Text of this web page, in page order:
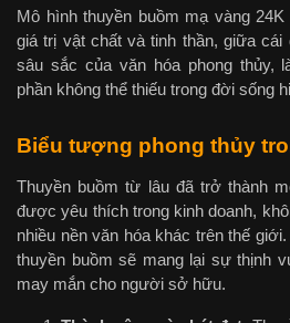
Mô hình thuyền buồm mạ vàng
giá trị vật chất và tinh thần, giữa
sâu sắc của văn hóa phong thủy,
phần không thể thiếu trong đời sống
Biểu tượng phong thủy
Thuyền buồm từ lâu đã trở thành
được yêu thích trong kinh doanh,
nhiều nền văn hóa khác trên thế
thuyền buồm sẽ mang lại sự thịnh
may mắn cho người sở hữu.